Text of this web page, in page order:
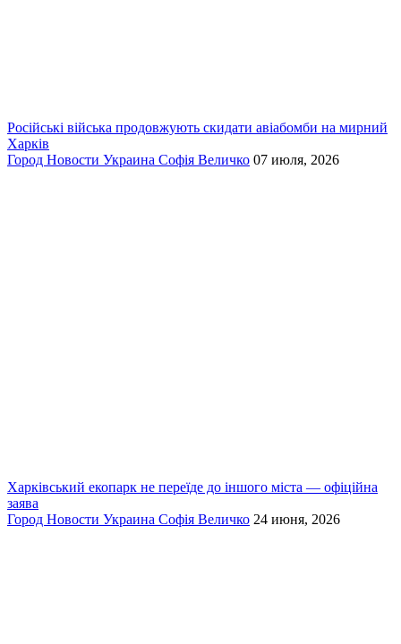
Російські війська продовжують скидати авіабомби на мирний
Харків
Город Новости Украина Софія Величко 07 июля, 2026
Харківський екопарк не переїде до іншого міста — офіційна
заява
Город Новости Украина Софія Величко 24 июня, 2026